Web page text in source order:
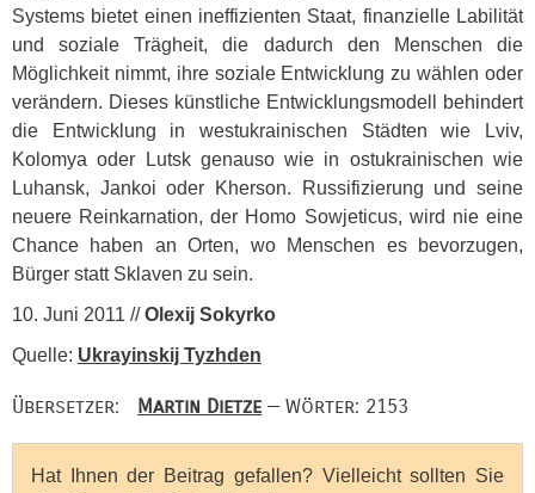
Systems bietet einen ineffizienten Staat, finanzielle Labilität
und soziale Trägheit, die dadurch den Menschen die
Möglichkeit nimmt, ihre soziale Entwicklung zu wählen oder
verändern. Dieses künstliche Entwicklungsmodell behindert
die Entwicklung in westukrainischen Städten wie Lviv,
Kolomya oder Lutsk genauso wie in ostukrainischen wie
Luhansk, Jankoi oder Kherson. Russifizierung und seine
neuere Reinkarnation, der Homo Sowjeticus, wird nie eine
Chance haben an Orten, wo Menschen es bevorzugen,
Bürger statt Sklaven zu sein.
10. Juni 2011 //Olexij Sokyrko
Quelle: Ukrayinskij Tyzhden
Übersetzer: Martin Dietze — Wörter: 2153
Hat Ihnen der Beitrag gefallen? Vielleicht sollten Sie